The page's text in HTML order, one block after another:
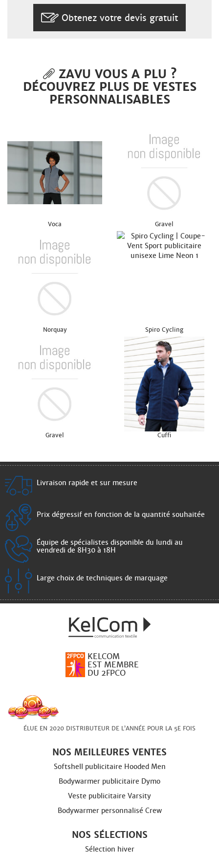
Obtenez votre devis gratuit
ZAVU VOUS A PLU ?
DÉCOUVREZ PLUS DE VESTES
PERSONNALISABLES
Voca Gravel
Norquay Spiro Cycling
Gravel Cuffi
Livraison rapide et sur mesure
Prix dégressif en fonction de la quantité souhaitée
Équipe de spécialistes disponible du lundi au
vendredi de 8H30 à 18H
Large choix de techniques de marquage
KELCOM
EST MEMBRE
DU 2FPCO
ÉLUE EN 2020 DISTRIBUTEUR DE L’ANNÉE POUR LA 5E FOIS
NOS MEILLEURES VENTES
Softshell publicitaire Hooded Men
Bodywarmer publicitaire Dymo
Veste publicitaire Varsity
Bodywarmer personnalisé Crew
NOS SÉLECTIONS
Sélection hiver